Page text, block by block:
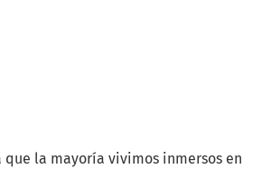
que la mayoría vivimos inmersos en